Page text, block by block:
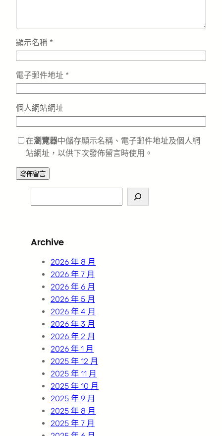
顯示名稱 *
電子郵件地址 *
個人網站網址
在瀏覽器中儲存顯示名稱、電子郵件地址及個人網
站網址，以供下次發佈留言時使用。
e
c
Archive
2026 年 8 月
2026 年 7 月
2026 年 6 月
2026 年 5 月
2026 年 4 月
2026 年 3 月
2026 年 2 月
2026 年 1 月
2025 年 12 月
2025 年 11 月
2025 年 10 月
2025 年 9 月
2025 年 8 月
2025 年 7 月